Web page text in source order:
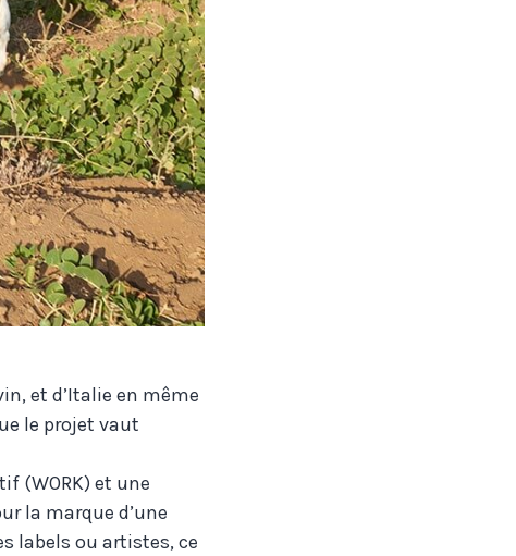
et d’Italie en même
le projet vaut
(WORK) et une
la marque d’une
labels ou artistes, ce